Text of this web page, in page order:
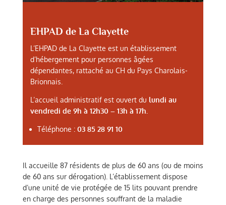
EHPAD de La Clayette
L’EHPAD de La Clayette est un établissement
d’hébergement pour personnes âgées
dépendantes, rattaché au CH du Pays Charolais-
Brionnais.
L’accueil administratif est ouvert du lundi au
vendredi de 9h à 12h30 – 13h à 17h.
Téléphone : 03 85 28 91 10
Il accueille 87 résidents de plus de 60 ans (ou de moins
de 60 ans sur dérogation). L’établissement dispose
d’une unité de vie protégée de 15 lits pouvant prendre
en charge des personnes souffrant de la maladie